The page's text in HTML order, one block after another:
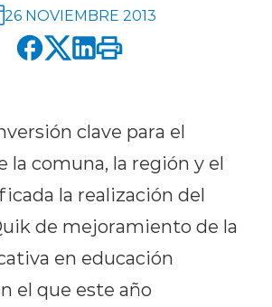
26 NOVIEMBRE 2013
clave para el
la comuna, la región y el
la realización del
de mejoramiento de la
en educación
el que este año